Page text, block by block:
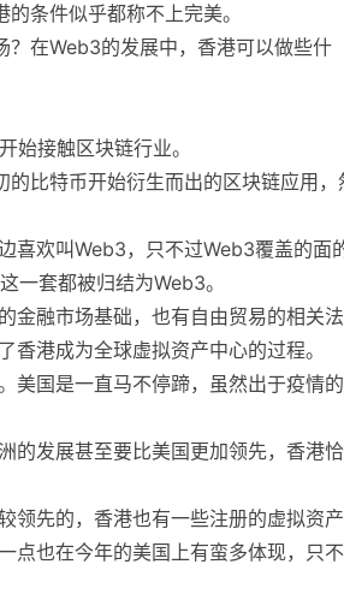
条件似乎都称不上完美。
在Web3的发展中，香港可以做些什
始接触区块链行业。
比特币开始衍生而出的区块链应用，
喜欢叫Web3，只不过Web3覆盖的面
一套都被归结为Web3。
金融市场基础，也有自由贸易的相关
港成为全球虚拟资产中心的过程。
美国是一直马不停蹄，虽然出于疫情
的发展甚至要比美国更加领先，香港
领先的，香港也有一些注册的虚拟资
点也在今年的美国上有蛮多体现，只